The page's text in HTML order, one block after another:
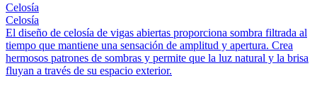
Celosía
Celosía
El diseño de celosía de vigas abiertas proporciona sombra filtrada al
tiempo que mantiene una sensación de amplitud y apertura. Crea
hermosos patrones de sombras y permite que la luz natural y la brisa
fluyan a través de su espacio exterior.